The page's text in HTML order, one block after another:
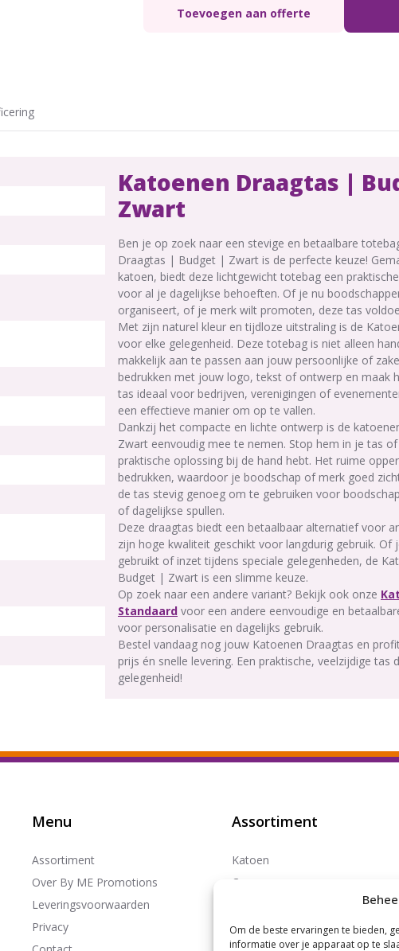
Om de beste ervaringen te bieden,
informatie over je apparaat op te
Toevoegen aan offerte
Katoenen Draagtas |
Zwart
Ben je op zoek naar een stevige en betaalbare
Draagtas | Budget | Zwart is de perfecte keuze!
katoen, biedt deze lichtgewicht totebag een
voor al je dagelijkse behoeften. Of je nu
organiseert, of je merk wilt promoten, deze tas
Met zijn naturel kleur en tijdloze uitstraling is de
voor elke gelegenheid. Deze totebag is niet alleen
makkelijk aan te passen aan jouw persoonlijke of
bedrukken met jouw logo, tekst of ontwerp en maak
tas ideaal voor bedrijven, verenigingen of
een effectieve manier om op te vallen.
Dankzij het compacte en lichte ontwerp is de
Zwart eenvoudig mee te nemen. Stop hem in je tas
praktische oplossing bij de hand hebt. Het ruime
bedrukken, waardoor je boodschap of merk goed
de tas stevig genoeg om te gebruiken voor
of dagelijkse spullen.
Deze draagtas biedt een betaalbaar alternatief voor
zijn hoge kwaliteit geschikt voor langdurig gebruik. Of
gebruikt of inzet tijdens speciale gelegenheden, de
Budget | Zwart is een slimme keuze.
Op zoek naar een andere variant? Bekijk ook onze K
Standaard voor een andere eenvoudige en
voor personalisatie en dagelijks gebruik.
Bestel vandaag nog jouw Katoenen Draagtas en
prijs én snelle levering. Een praktische, veelzijdige tas
gelegenheid!
Menu
Assortiment
Over By ME Promotions
Leveringsvoorwaarden
Privacy
Assortiment
Katoen
Canvas
Gerecycled Katoen